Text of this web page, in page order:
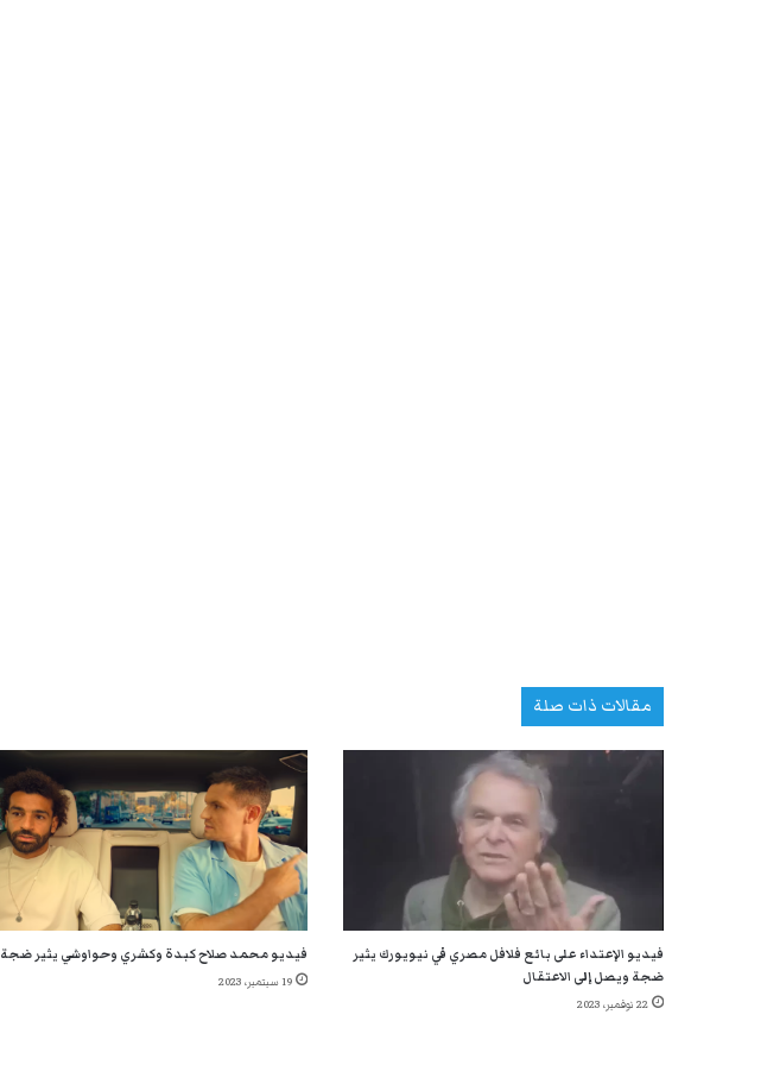
مقالات ذات صلة
فيديو الإعتداء على بائع فلافل مصري في نيويورك يثير
ضجة ويصل إلى الاعتقال
22 نوفمبر، 2023
فيديو محمد صلاح كبدة وكشري وحواوشي يثير ضجة
19 سبتمبر، 2023